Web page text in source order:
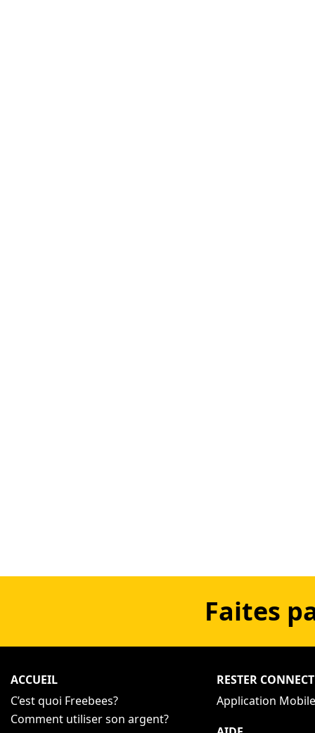
Faites
ACCUEIL
C’est quoi Freebees?
Comment utiliser son argent?
RESTER
Application Mobile